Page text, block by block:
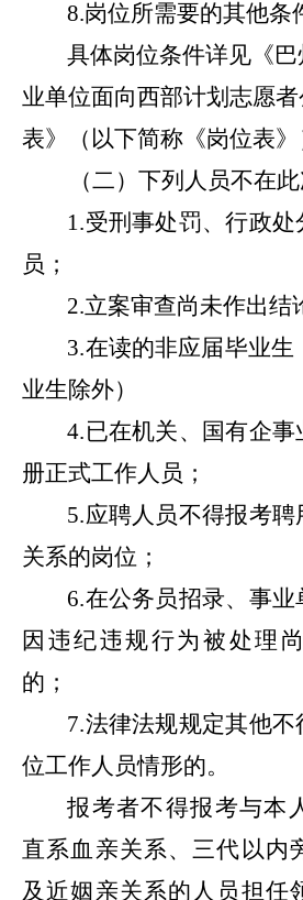
8.岗位所需要的其他条
具体岗位条件详见《
业单位面向西部计划志愿者
表》（以下简称《岗位表
（二）下列人员不在
1.受刑事处罚、行政处
员；
2.立案审查尚未作出结
3.在读的非应届毕业生
业生除外）
4.已在机关、国有企事
册正式工作人员；
5.应聘人员不得报考
关系的岗位；
6.在公务员招录、事业
因违纪违规行为被处理
的；
7.法律法规规定其他
位工作人员情形的。
报考者不得报考与本
直系血亲关系、三代以内
及近姻亲关系的人员担任